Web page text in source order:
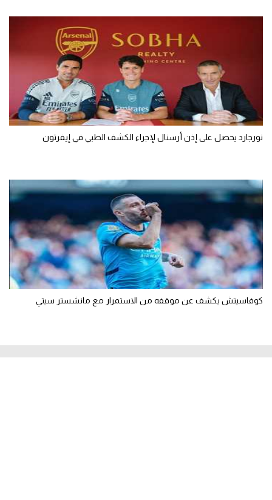
نورجارد يحصل على إذن أرسنال لإجراء الكشف الطبي في إيفرتون
كوفاسيتش يكشف عن موقفه من الاستمرار مع مانشستر سيتي